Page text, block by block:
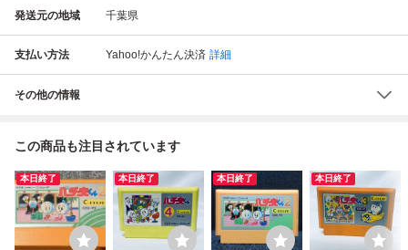
発送元の地域 千葉県
支払い方法 Yahoo!かんたん決済 詳細
その他の情報
この商品も注目されています
本日終了 本日終了 本日終了 本日終了